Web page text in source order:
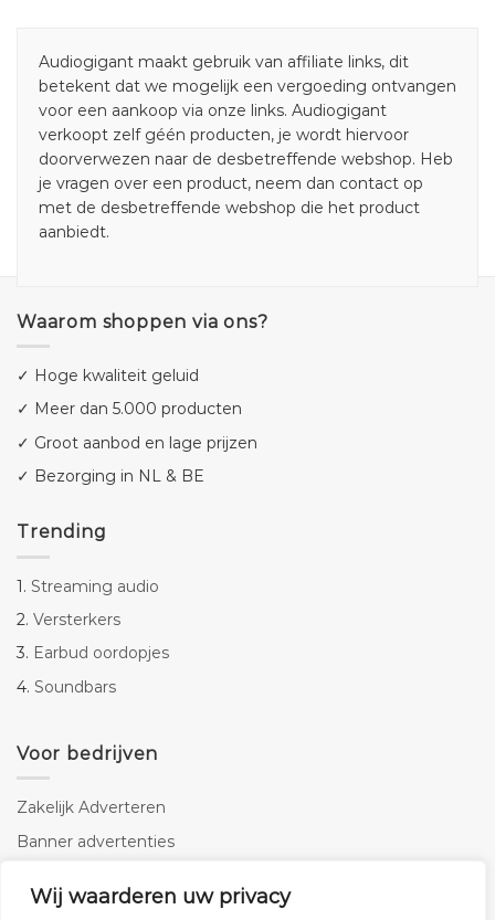
Wij waarderen uw privacy
Audiogigant maakt gebruik van affiliate links, dit
betekent dat we mogelijk een vergoeding ontvangen
voor een aankoop via onze links. Audiogigant
verkoopt zelf géén producten, je wordt hiervoor
doorverwezen naar de desbetreffende webshop. Heb
je vragen over een product, neem dan contact op
met de desbetreffende webshop die het product
aanbiedt.
Waarom shoppen via ons?
✓ Hoge kwaliteit geluid
✓ Meer dan 5.000 producten
✓ Groot aanbod en lage prijzen
✓ Bezorging in NL & BE
Trending
1. Streaming audio
2. Versterkers
3. Earbud oordopjes
4. Soundbars
Voor bedrijven
Zakelijk Adverteren
Banner advertenties
SEO copywriting